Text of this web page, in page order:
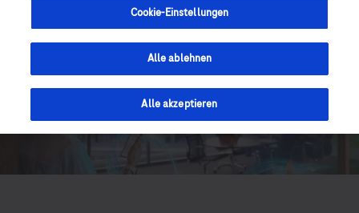
Cookie-Einstellungen
Alle ablehnen
Alle akzeptieren